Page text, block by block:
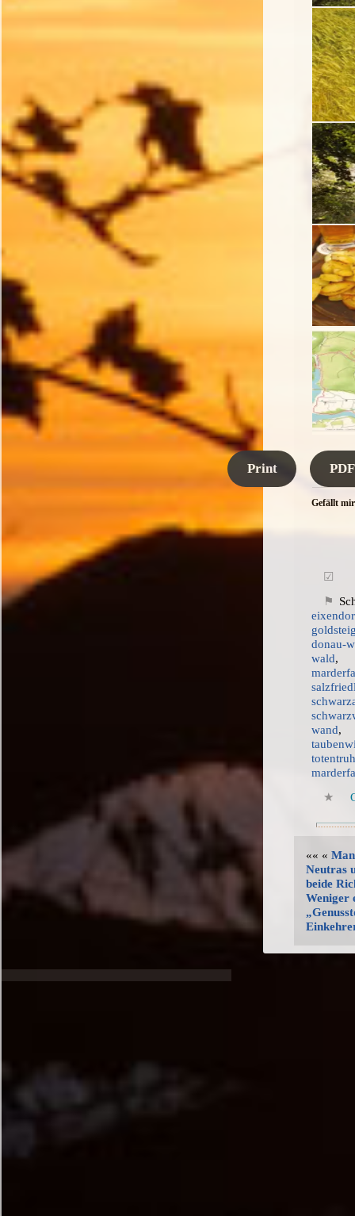
Print PDF
Gefällt
donau-
wald
wand
«« «
Neutras
beide
Weniger